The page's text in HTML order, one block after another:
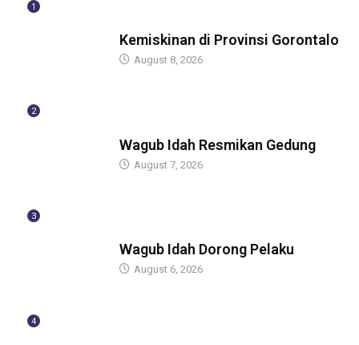
1
Kemiskinan di Provinsi Gorontalo
August 8, 2026
2
Wagub Idah Resmikan Gedung
August 7, 2026
3
Wagub Idah Dorong Pelaku
August 6, 2026
4